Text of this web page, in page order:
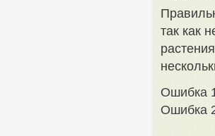
так как
Ошибка
Ошибка